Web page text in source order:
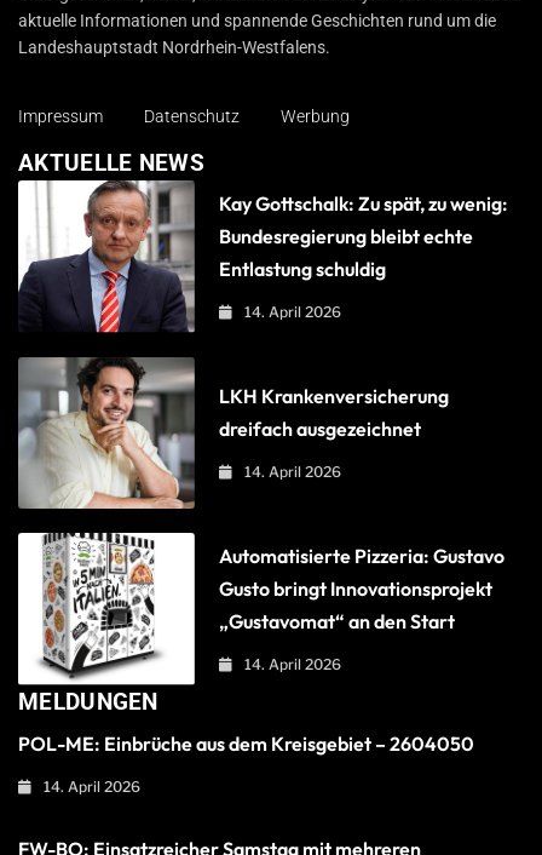
aktuelle Informationen und spannende Geschichten rund um die
Landeshauptstadt Nordrhein-Westfalens.
Impressum Datenschutz Werbung
AKTUELLE NEWS
Kay Gottschalk: Zu spät, zu wenig:
Bundesregierung bleibt echte
Entlastung schuldig
14. April 2026
LKH Krankenversicherung
dreifach ausgezeichnet
14. April 2026
Automatisierte Pizzeria: Gustavo
Gusto bringt Innovationsprojekt
„Gustavomat“ an den Start
14. April 2026
MELDUNGEN
POL-ME: Einbrüche aus dem Kreisgebiet – 2604050
14. April 2026
FW-BO: Einsatzreicher Samstag mit mehreren